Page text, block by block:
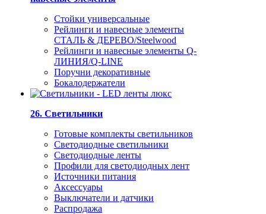
Стойки универсальные
Рейлинги и навесные элементы
СТАЛЬ & ДЕРЕВО/Steelwood
Рейлинги и навесные элементы Q-
ЛИНИЯ/Q-LINE
Поручни декоративные
Бокалодержатели
26. Светильники
Готовые комплекты светильников
Светодиодные светильники
Светодиодные ленты
Профили для светодиодных лент
Источники питания
Аксессуары
Выключатели и датчики
Распродажа